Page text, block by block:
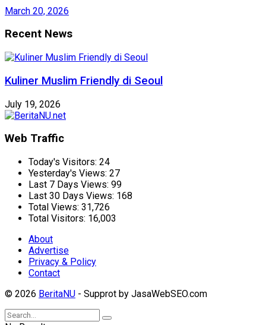
March 20, 2026
Recent News
Kuliner Muslim Friendly di Seoul
July 19, 2026
Web Traffic
Today's Visitors: 24
Yesterday's Views: 27
Last 7 Days Views: 99
Last 30 Days Views: 168
Total Views: 31,726
Total Visitors: 16,003
About
Advertise
Privacy & Policy
Contact
© 2026 BeritaNU - Supprot by JasaWebSEO.com